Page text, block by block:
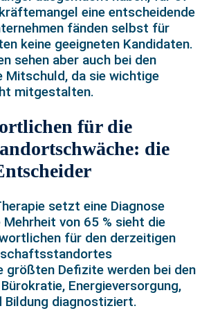
eine entscheidende
fänden selbst für
keine geeigneten Kandidaten.
sehen aber auch bei den
Mitschuld, da sie wichtige
mitgestalten.
für die
die
setzt eine Diagnose
von 65 % sieht die
für den derzeitigen
größten Defizite werden bei den
Energieversorgung,
Bildung diagnostiziert.